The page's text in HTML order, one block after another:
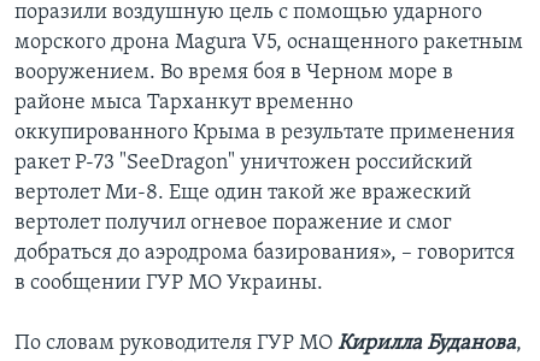
поразили воздушную цель с помощью ударного
морского дрона Magura V5, оснащенного ракетным
вооружением. Во время боя в Черном море в
районе мыса Тарханкут временно
оккупированного Крыма в результате применения
ракет Р-73 "SeeDragon" уничтожен российский
вертолет Ми-8. Еще один такой же вражеский
вертолет получил огневое поражение и смог
добраться до аэродрома базирования», – говорится
в сообщении ГУР МО Украины.
По словам руководителя ГУР МО Кирилла Буданова,